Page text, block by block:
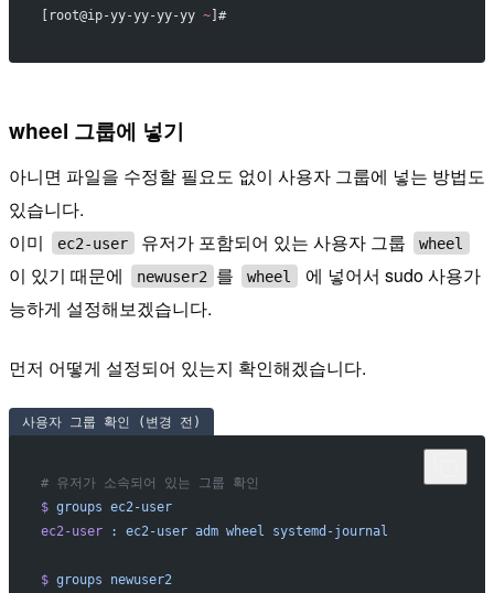
[root@ip-yy-yy-yy-yy ~]#
wheel 그룹에 넣기
아니면 파일을 수정할 필요도 없이 사용자 그룹에 넣는 방법도
있습니다.
이미
ec2-user 유저가 포함되어 있는 사용자 그룹 wheel
이 있기 때문에 newuser2 를 wheel
에 넣어서 sudo 사용가
능하게 설정해보겠습니다.
먼저 어떻게 설정되어 있는지 확인해겠습니다.
사용자 그룹 확인 (변경 전)
# 유저가 소속되어 있는 그룹 확인
$ groups ec2-user
ec2-user : ec2-user adm wheel systemd-journal
$ groups newuser2